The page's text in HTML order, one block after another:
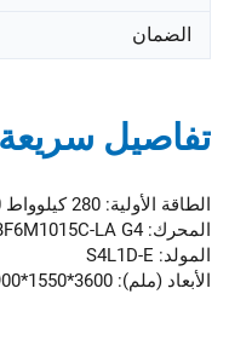
الضمان
تفاصيل سريعة
الطاقة الأولية: 280 كيلوواط 350 كيلوفولت أمبير
المحرك: Deutz BF6M1015C-LA G4
المولد: S4L1D-E
الأبعاد (ملم): 3600*1550*1900